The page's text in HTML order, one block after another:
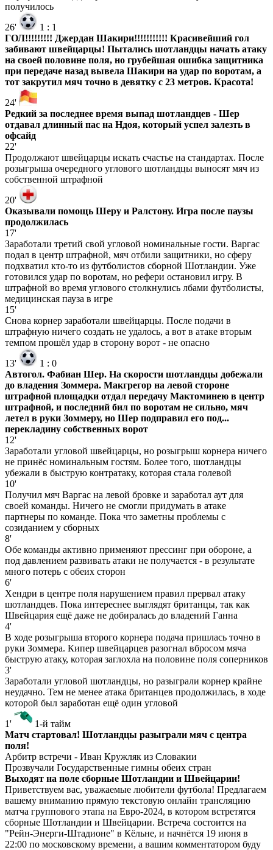
получилось
26'
1 : 1
ГОЛ!!!!!!!!! Джердан Шакири!!!!!!!!!!! Красивейший гол
забивают швейцарцы! Пытались шотландцы начать атаку
на своей половине поля, но грубейшая ошибка защитника
при передаче назад вывела Шакири на удар по воротам, а
тот закрутил мяч точно в девятку с 23 метров. Красота!
24'
Редкий за последнее время выпад шотландцев - Шер
отдавал длинный пас на Ндоя, который успел залезть в
офсайд
22'
Продолжают швейцарцы искать счастье на стандартах. После
розыгрыша очередного углового шотландцы выносят мяч из
собственной штрафной
20'
Оказывали помощь Шеру и Ралстону. Игра после паузы
продолжилась
17'
Заработали третий свой угловой номинальные гости. Варгас
подал в центр штрафной, мяч отбили защитники, но сферу
подхватил кто-то из футболистов сборной Шотландии. Уже
готовился удар по воротам, но рефери остановил игру. В
штрафной во время углового столкнулись лбами футболисты,
медицинская пауза в игре
15'
Снова корнер заработали швейцарцы. После подачи в
штрафную ничего создать не удалось, а вот в атаке вторым
темпом прошёл удар в сторону ворот - не опасно
13'
1 : 0
Автогол. Фабиан Шер. На скорости шотландцы добежали
до владения Зоммера. Макгрегор на левой стороне
штрафной площадки отдал передачу Мактоминею в центр
штрафной, и последний бил по воротам не сильно, мяч
летел в руки Зоммеру, но Шер подправил его под...
перекладину собственных ворот
12'
Заработали угловой швейцарцы, но розыгрыш корнера ничего
не принёс номинальным гостям. Более того, шотландцы
убежали в быструю контратаку, которая стала голевой
10'
Получил мяч Варгас на левой бровке и заработал аут для
своей команды. Ничего не смогли придумать в атаке
партнеры по команде. Пока что заметны проблемы с
созиданием у сборных
8'
Обе команды активно применяют прессинг при обороне, а
под давлением развивать атаки не получается - в результате
много потерь с обеих сторон
6'
Хендри в центре поля нарушением правил прервал атаку
шотландцев. Пока интереснее выглядят британцы, так как
Швейцария ещё даже не добиралась до владений Ганна
4'
В ходе розыгрыша второго корнера подача пришлась точно в
руки Зоммера. Кипер швейцарцев разогнал вбросом мяча
быструю атаку, которая заглохла на половине поля соперников
3'
Заработали угловой шотландцы, но разыграли корнер крайне
неудачно. Тем не менее атака британцев продолжилась, в ходе
которой был заработан ещё один угловой
1'
1-й тайм
Матч стартовал! Шотландцы разыграли мяч с центра
поля!
Арбитр встречи - Иван Кружляк из Словакии
Прозвучали Государственные гимны обеих стран
Выходят на поле сборные Шотландии и Швейцарии!
Приветствуем вас, уважаемые любители футбола! Предлагаем
вашему вниманию прямую текстовую онлайн трансляцию
матча группового этапа на Евро-2024, в котором встретятся
сборные Шотландии и Швейцарии. Встреча состоится на
"Рейн-Энерги-Штадионе" в Кёльне, и начнётся 19 июня в
22:00 по московскому времени, а вашим комментатором буду